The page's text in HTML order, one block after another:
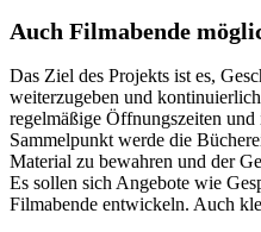
Auch Filmabende
Das Ziel des Projekts ist es,
weiterzugeben und
regelmäßige Öffnungszeiten
Sammelpunkt werde die
Material zu bewahren und der
Es sollen sich Angebote wie
Filmabende entwickeln. Auch